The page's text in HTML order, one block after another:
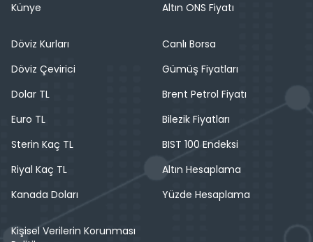
Künye
Altın ONS Fiyatı
Döviz Kurları
Döviz Çevirici
Dolar TL
Euro TL
Sterin Kaç TL
Riyal Kaç TL
Kanada Doları
Canlı Borsa
Gümüş Fiyatları
Brent Petrol Fiyatı
Bilezik Fiyatları
BIST 100 Endeksi
Altın Hesaplama
Yüzde Hesaplama
Kişisel Verilerin Korunması